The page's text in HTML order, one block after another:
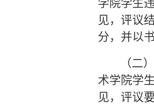
学院学生
见，评议
分，并以
（二
术学院学
见，评议